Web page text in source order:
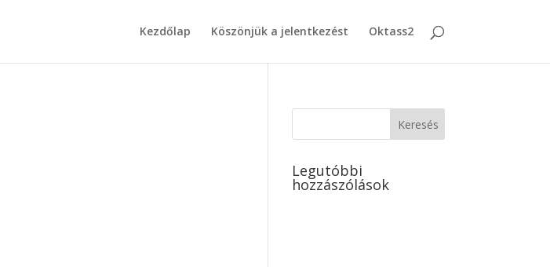
Kezdőlap Köszönjük a jelentkezést Oktass2
Legutóbbi
hozzászólások